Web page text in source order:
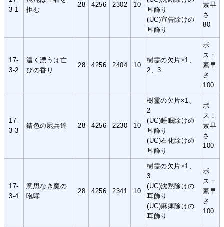
3-1
拒む
28 4256 2302 10
耳飾り
(UC)宣告除けの
耳飾り
素早
さ
80
17-
3-2
濃く漂うは亡
びの香り
28 4256 2404 10
樹霊の欠片×1、
2、3
ボ
ス：
素早
さ
100
17-
3-3
錆色の屍兵達 28 4256 2230 10
樹霊の欠片×1、
2
(UC)睡眠除けの
耳飾り
(UC)石化除けの
耳飾り
ボ
ス：
素早
さ
100
17-
3-4
意思なき魔の
咆哮
28 4256 2341 10
樹霊の欠片×1、
3
(UC)沈黙除けの
耳飾り
(UC)麻痺除けの
耳飾り
ボ
ス：
素早
さ
100